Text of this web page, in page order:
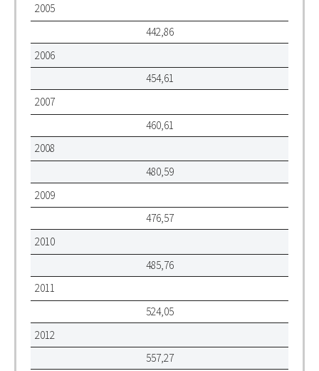
2005
442,86
2006
454,61
2007
460,61
2008
480,59
2009
476,57
2010
485,76
2011
524,05
2012
557,27